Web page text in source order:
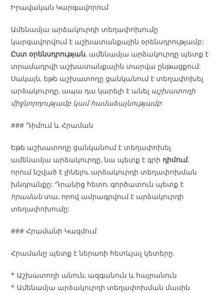
Իրավական Կարգավորում
Ամենամյա արձակուրդի տեղափոխումը
կարգավորվում է աշխատանքային օրենսդրությամբ:
Ըստ օրենսդրության, ամենամյա արձակուրդը պետք է
տրամադրվի աշխատանքային տարվա ընթացքում:
Սակայն, եթե աշխատողը ցանկանում է տեղափոխել
արձակուրդը, ապա դա կարելի է անել աշխատողի
միջնորդությամբ կամ համաձայնությամբ:
### Դիմում և Հրաման
Եթե աշխատողը ցանկանում է տեղափոխել
ամենամյա արձակուրդը, նա պետք է գրի դիմում,
որում նշված է լինելու արձակուրդի տեղափոխման
խնդրանքը: Դրանից հետո, գործատուն պետք է
հրամանտա, որով ամրագրվում է արձակուրդի
տեղափոխումը:
### Հրամանի Կազմում
Հրամանը պետք է ներառի հետևյալ կետերը.
* Աշխատողի անուն, ազգանուն և հայրանուն
* Ամենամյա արձակուրդի տեղափոխման մասին